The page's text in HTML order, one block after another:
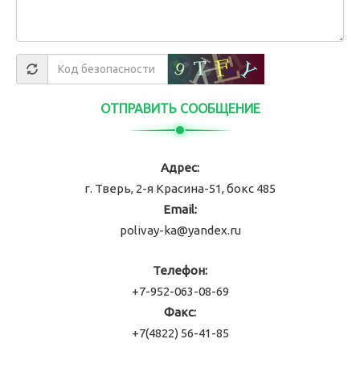
ОТПРАВИТЬ СООБЩЕНИЕ
Адрес:
г. Тверь, 2-я Красина-51, бокс 485
Email:
polivay-ka@yandex.ru
Телефон:
+7-952-063-08-69
Факс:
+7(4822) 56-41-85